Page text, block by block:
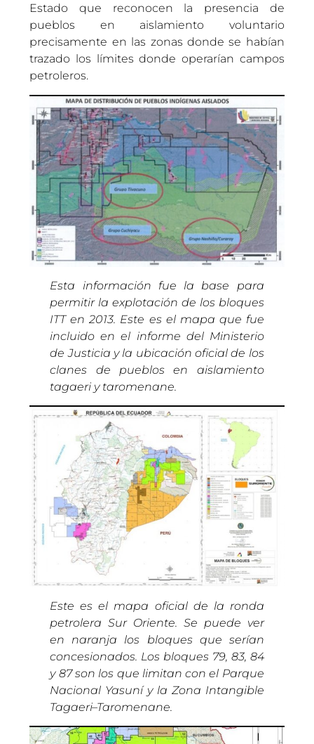
Estado que reconocen la presencia de
pueblos en aislamiento voluntario
precisamente en las zonas donde se habían
trazado los límites donde operarían campos
petroleros.
Esta información fue la base para
permitir la explotación de los bloques
ITT en 2013. Este es el mapa que fue
incluido en el informe del Ministerio
de Justicia y la ubicación oficial de los
clanes de pueblos en aislamiento
tagaeri y taromenane.
Este es el mapa oficial de la ronda
petrolera Sur Oriente. Se puede ver
en naranja los bloques que serían
concesionados. Los bloques 79, 83, 84
y 87 son los que limitan con el Parque
Nacional Yasuní y la Zona Intangible
Tagaeri–Taromenane.